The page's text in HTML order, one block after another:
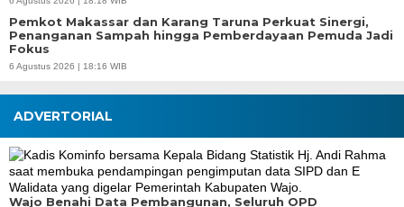
Pemkot Makassar dan Karang Taruna Perkuat Sinergi,
Penanganan Sampah hingga Pemberdayaan Pemuda Jadi
Fokus
6 Agustus 2026 | 18:16 WIB
ADVERTORIAL
Wajo Benahi Data Pembangunan, Seluruh OPD